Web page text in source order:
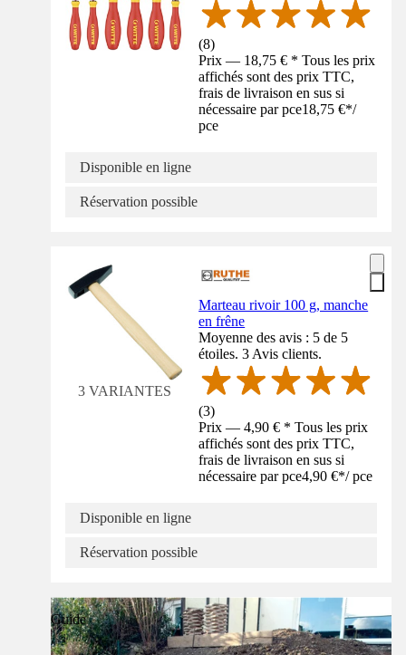
(8)
Prix — 18,75 € * Tous les prix
affichés sont des prix TTC,
frais de livraison en sus si
nécessaire par pce18,75 €*/
pce
Disponible en ligne
Réservation possible
3 VARIANTES
Marteau rivoir 100 g, manche
en frêne
Moyenne des avis : 5 de 5
étoiles. 3 Avis clients.
(3)
Prix — 4,90 € * Tous les prix
affichés sont des prix TTC,
frais de livraison en sus si
nécessaire par pce4,90 €*/ pce
Disponible en ligne
Réservation possible
Guide